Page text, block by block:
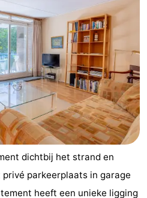
dichtbij het strand en
parkeerplaats in garage
heeft een unieke ligging